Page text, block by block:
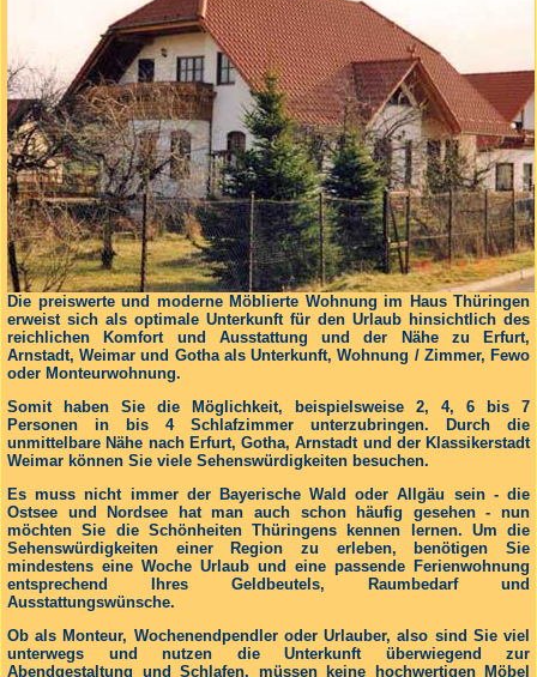
Die preiswerte und moderne Möblierte Wohnung im Haus Thüringen
erweist sich als optimale Unterkunft für den Urlaub hinsichtlich des
reichlichen Komfort und Ausstattung und der Nähe zu Erfurt,
Arnstadt, Weimar und Gotha als Unterkunft, Wohnung / Zimmer, Fewo
oder Monteurwohnung.
Somit haben Sie die Möglichkeit, beispielsweise 2, 4, 6 bis 7
Personen in bis 4 Schlafzimmer unterzubringen. Durch die
unmittelbare Nähe nach Erfurt, Gotha, Arnstadt und der Klassikerstadt
Weimar können Sie viele Sehenswürdigkeiten besuchen.
Es muss nicht immer der Bayerische Wald oder Allgäu sein - die
Ostsee und Nordsee hat man auch schon häufig gesehen - nun
möchten Sie die Schönheiten Thüringens kennen lernen. Um die
Sehenswürdigkeiten einer Region zu erleben, benötigen Sie
mindestens eine Woche Urlaub und eine passende Ferienwohnung
entsprechend Ihres Geldbeutels, Raumbedarf und
Ausstattungswünsche.
Ob als Monteur, Wochenendpendler oder Urlauber, also sind Sie viel
unterwegs und nutzen die Unterkunft überwiegend zur
Abendgestaltung und Schlafen, müssen keine hochwertigen Möbel